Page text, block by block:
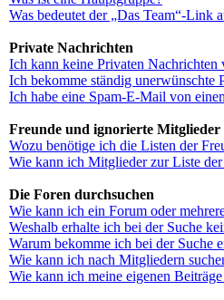
Was bedeutet der „Das Team“-Link
Private Nachrichten
Ich kann keine Privaten Nachrichten
Ich bekomme ständig unerwünschte
Ich habe eine Spam-E-Mail von
Freunde und ignorierte Mitglieder
Wozu benötige ich die Listen der
Wie kann ich Mitglieder zur Liste
Die Foren durchsuchen
Wie kann ich ein Forum oder
Weshalb erhalte ich bei der Suche
Warum bekomme ich bei der Suche
Wie kann ich nach Mitgliedern
Wie kann ich meine eigenen